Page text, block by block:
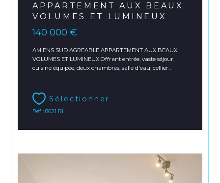
APPARTEMENT AUX BEAUX
VOLUMES ET LUMINEUX
140 000 €
AMIENS SUD AGREABLE APPARTEMENT AUX BEAUX
VOLUMES ET LUMINEUX Offrant entrée, vaste séjour,
cuisine équipée, deux chambres, salle d'eau, cellier...
Sélectionner
Réf : 8021 RL